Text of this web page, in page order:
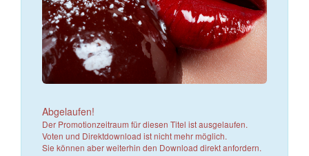
Abgelaufen!
Der Promotionzeitraum für diesen Titel ist ausgelaufen.
Voten und Direktdownload ist nicht mehr möglich.
Sie können aber weiterhin den Download direkt anfordern.